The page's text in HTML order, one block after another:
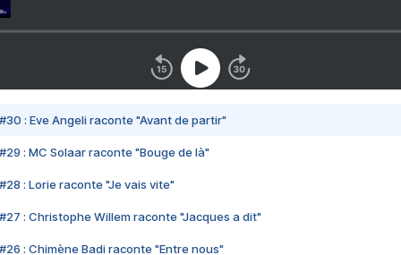
#30 : Eve Angeli raconte "Avant de partir"
#29 : MC Solaar raconte "Bouge de là"
#28 : Lorie raconte "Je vais vite"
#27 : Christophe Willem raconte "Jacques a dit"
#26 : Chimène Badi raconte "Entre nous"